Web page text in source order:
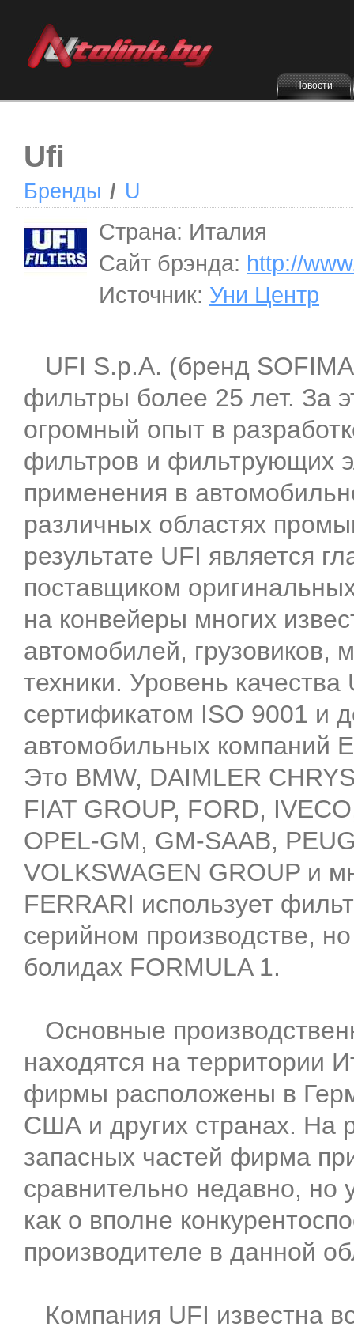
Новости
Ufi
Бренды / U
Страна: Италия
Сайт брэнда: http://
Источник: Уни Центр
UFI S.p.A. (бренд
фильтры более 25 лет. За
огромный опыт в
фильтров и фильтрующих
применения в
различных областях
результате UFI является
поставщиком
на конвейеры многих
автомобилей, грузовиков,
техники. Уровень
сертификатом ISO 9001 и
автомобильных компаний
Это BMW, DAIMLER
FIAT GROUP, FORD,
OPEL-GM, GM-SAAB,
VOLKSWAGEN GROUP и
FERRARI использует
серийном производстве,
болидах FORMULA 1.
Основные
находятся на территории
фирмы расположены в
США и других странах. На
запасных частей фирма
сравнительно недавно, но
как о вполне
производителе в данной
Компания UFI известна